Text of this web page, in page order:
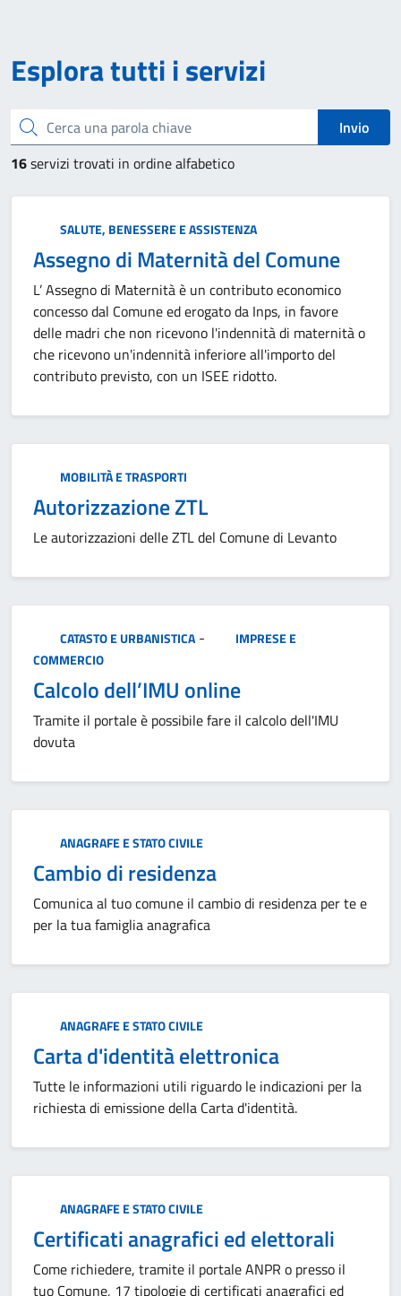
Esplora tutti i servizi
Cerca una parola chiave
Invio
16servizi trovati in ordine alfabetico
Categoria:
SALUTE, BENESSERE E ASSISTENZA
Assegno di Maternità del Comune
L’ Assegno di Maternità è un contributo economico
concesso dal Comune ed erogato da Inps, in favore
delle madri che non ricevono l'indennità di maternità o
che ricevono un'indennità inferiore all'importo del
contributo previsto, con un ISEE ridotto.
Categoria:
MOBILITÀ E TRASPORTI
Autorizzazione ZTL
Le autorizzazioni delle ZTL del Comune di Levanto
Categoria:
CATASTO E URBANISTICA -
IMPRESE E
COMMERCIO
Calcolo dell’IMU online
Tramite il portale è possibile fare il calcolo dell'IMU
dovuta
Categoria:
ANAGRAFE E STATO CIVILE
Cambio di residenza
Comunica al tuo comune il cambio di residenza per te e
per la tua famiglia anagrafica
Categoria:
ANAGRAFE E STATO CIVILE
Carta d'identità elettronica
Tutte le informazioni utili riguardo le indicazioni per la
richiesta di emissione della Carta d'identità.
Categoria:
ANAGRAFE E STATO CIVILE
Certificati anagrafici ed elettorali
Come richiedere, tramite il portale ANPR o presso il
tuo Comune, 17 tipologie di certificati anagrafici ed